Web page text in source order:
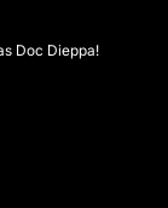
Doc Dieppa!